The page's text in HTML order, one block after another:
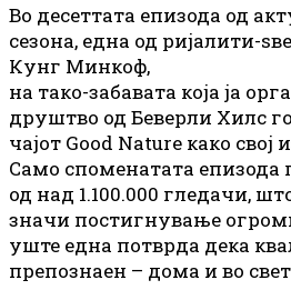
Во десеттата епизода од
сезона, една од ријалити-
Кунг Минкоф,
на тако-забавата која ја
друштво од Беверли Хилс
чајот Good Nature како свој
Само споменатата епизода
од над 1.100.000 гледачи,
значи постигнување
уште една потврда дека
препознаен – дома и во